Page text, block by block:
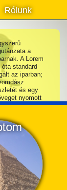
Rólunk
a
A Lorem
óta standard
az iparban;
és egy
nyomott
csak 5
években
Ipsum
Letraset
mint